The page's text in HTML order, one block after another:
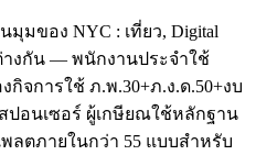
มุมของ NYC : เที่ยว, Digital
งกัน — พนักงานประจำใช้
กิจการใช้ ภ.พ.30+ภ.ง.ด.50+งบ
ปอนเซอร์ ผู้เกษียณใช้หลักฐาน
ลตภายในกว่า 55 แบบสำหรับ